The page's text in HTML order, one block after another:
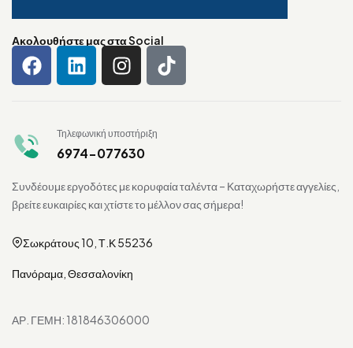
Ακολουθήστε μας στα Social
Τηλεφωνική υποστήριξη
6974-077630
Συνδέουμε εργοδότες με κορυφαία ταλέντα – Καταχωρήστε αγγελίες,
βρείτε ευκαιρίες και χτίστε το μέλλον σας σήμερα!
Σωκράτους 10, Τ.Κ 55236
Πανόραμα, Θεσσαλονίκη
ΑΡ. ΓΕΜΗ: 181846306000